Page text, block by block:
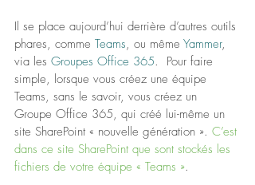
Il se place aujourd’hui derrière d’autres outils
phares, comme Teams, ou même Yammer,
via les Groupes Office 365.  Pour faire
simple, lorsque vous créez une équipe
Teams, sans le savoir, vous créez un
Groupe Office 365, qui créé lui-même un
site SharePoint « nouvelle génération ». C’est
dans ce site SharePoint que sont stockés les
fichiers de votre équipe « Teams ».